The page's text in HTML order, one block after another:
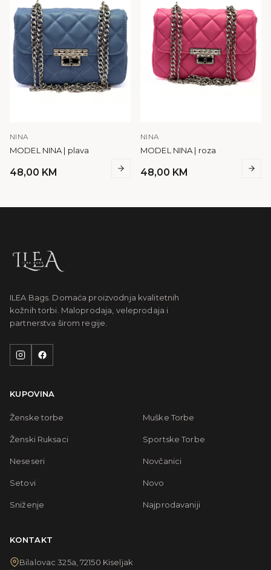
NINA
MODEL NINA | plava
48,00 KM
NINA
MODEL NINA | roza
48,00 KM
ILEA Bags. Domaća proizvodnja kvalitetnih
kožnih torbi. Maloprodaja, veleprodaja i
partnerstva širom regije.
KUPOVINA
Ženske torbe Muške Torbe
Ženski Ruksaci Sportske Torbe
Neseseri Novčanici
Setovi Novo
Sniženje Najprodavaniji
KONTAKT
Bilalovac 325a, 72150 Kiseljak